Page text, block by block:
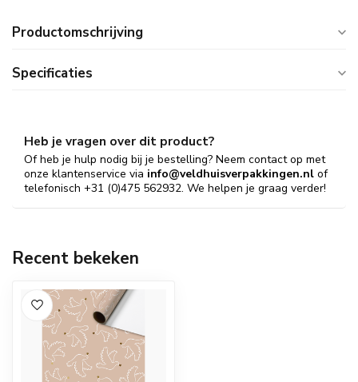
Productomschrijving
Specificaties
Heb je vragen over dit product?
Of heb je hulp nodig bij je bestelling? Neem contact op met
onze klantenservice via info@veldhuisverpakkingen.nl of
telefonisch +31 (0)475 562932. We helpen je graag verder!
Recent bekeken